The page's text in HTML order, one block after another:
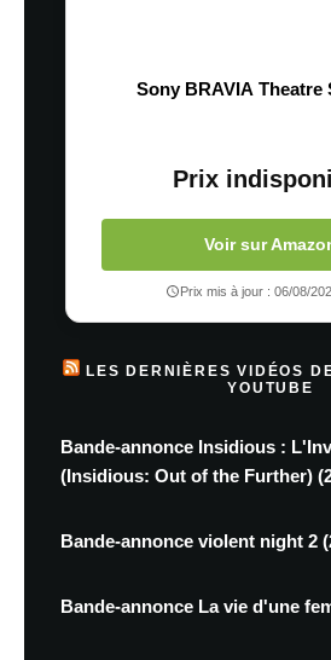
Sony BRAVIA Theatre
Prix
Voir sur
Prix mis à jour : 06/08/
LES DERNIÈRES VIDÉOS
YOUTUBE
Bande-annonce Insidious :
(Insidious: Out of the Further)
Bande-annonce violent night 2
Bande-annonce La vie d'une